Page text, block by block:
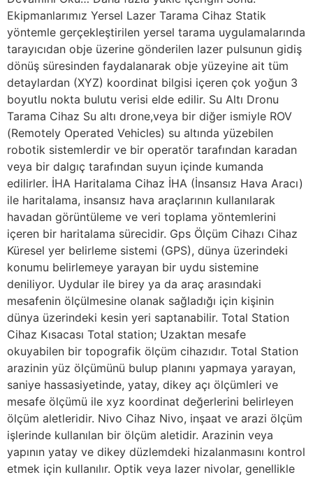
Ekipmanlarımız Yersel Lazer Tarama Cihaz Statik
yöntemle gerçekleştirilen yersel tarama uygulamalarında
tarayıcıdan obje üzerine gönderilen lazer pulsunun gidiş
dönüş süresinden faydalanarak obje yüzeyine ait tüm
detaylardan (XYZ) koordinat bilgisi içeren çok yoğun 3
boyutlu nokta bulutu verisi elde edilir. Su Altı Dronu
Tarama Cihaz Su altı drone,veya bir diğer ismiyle ROV
(Remotely Operated Vehicles) su altında yüzebilen
robotik sistemlerdir ve bir operatör tarafından karadan
veya bir dalgıç tarafından suyun içinde kumanda
edilirler. İHA Haritalama Cihaz İHA (İnsansız Hava Aracı)
ile haritalama, insansız hava araçlarının kullanılarak
havadan görüntüleme ve veri toplama yöntemlerini
içeren bir haritalama sürecidir. Gps Ölçüm Cihazı Cihaz
Küresel yer belirleme sistemi (GPS), dünya üzerindeki
konumu belirlemeye yarayan bir uydu sistemine
deniliyor. Uydular ile birey ya da araç arasındaki
mesafenin ölçülmesine olanak sağladığı için kişinin
dünya üzerindeki kesin yeri saptanabilir. Total Station
Cihaz Kısacası Total station; Uzaktan mesafe
okuyabilen bir topografik ölçüm cihazıdır. Total Station
arazinin yüz ölçümünü bulup planını yapmaya yarayan,
saniye hassasiyetinde, yatay, dikey açı ölçümleri ve
mesafe ölçümü ile xyz koordinat değerlerini belirleyen
ölçüm aletleridir. Nivo Cihaz Nivo, inşaat ve arazi ölçüm
işlerinde kullanılan bir ölçüm aletidir. Arazinin veya
yapının yatay ve dikey düzlemdeki hizalanmasını kontrol
etmek için kullanılır. Optik veya lazer nivolar, genellikle